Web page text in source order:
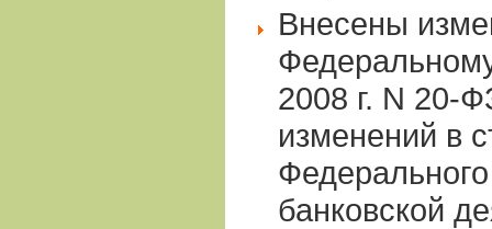
Внесены
2008 г. N 20-
изменений в
банковской